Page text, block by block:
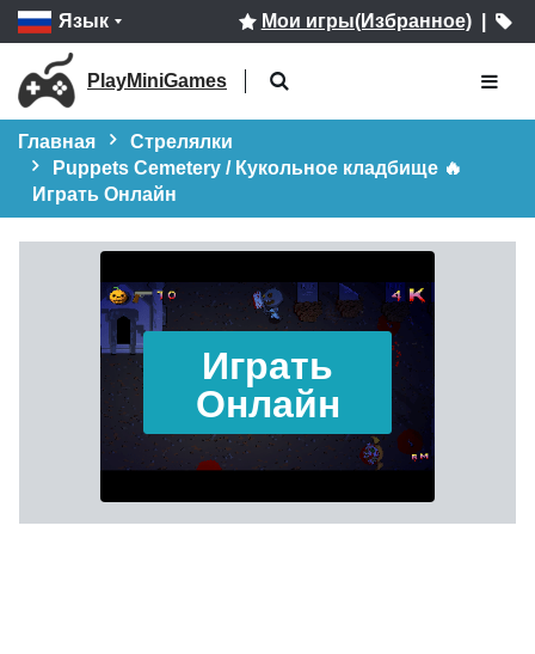
Язык Мои игры(Избранное)|
PlayMiniGames
Главная
Стрелялки
Puppets Cemetery / Кукольное кладбище 🔥
Играть Онлайн
Играть
Онлайн